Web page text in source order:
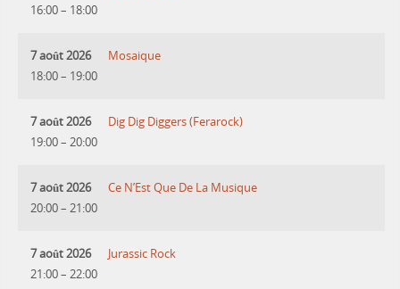
16:00– 18:00
7 août 2026
18:00– 19:00
Mosaique
7 août 2026
19:00– 20:00
Dig Dig Diggers (Ferarock)
7 août 2026
20:00– 21:00
Ce N’Est Que De La Musique
7 août 2026
21:00– 22:00
Jurassic Rock